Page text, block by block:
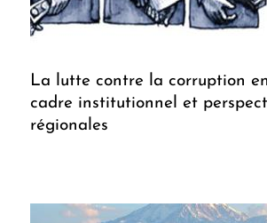
La lutte contre la corruption
cadre institutionnel et
régionales